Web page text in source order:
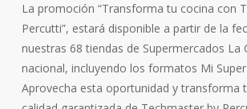
La promoción “Transforma tu cocina con
Percutti”, estará disponible a partir de la
nuestras 68 tiendas de Supermercados La
nacional, incluyendo los formatos Mi Super
Aprovecha esta oportunidad y transforma